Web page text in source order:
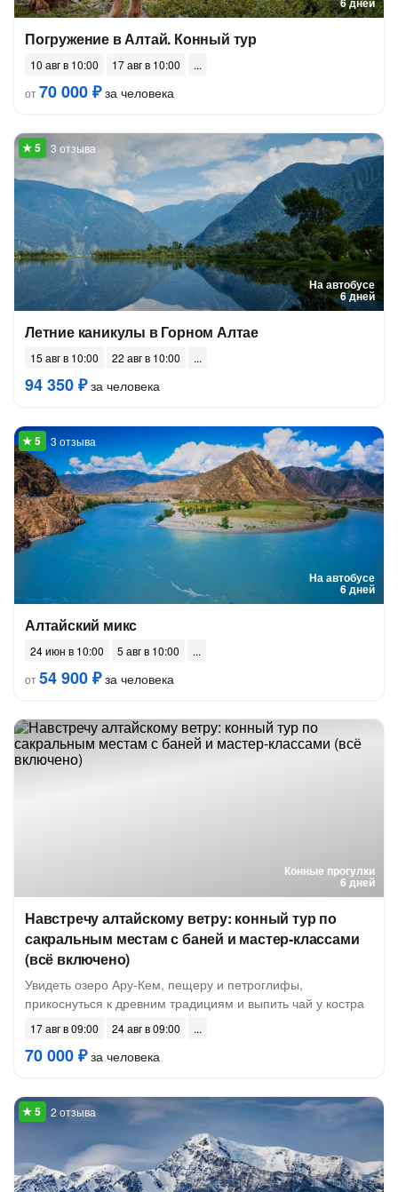
Погружение в Алтай. Конный тур
10 авг в 10:00
17 авг в 10:00
от70 000 ₽за человека
На автобусе
6 дней
3 отзыва
Летние каникулы в Горном Алтае
15 авг в 10:00 22 авг в 10:00
94 350 ₽за человека
На автобусе
6 дней
3 отзыва
Алтайский микс
24 июн в 10:00
5 авг в 10:00
от54 900 ₽за человека
Конные прогулки
6 дней
Навстречу алтайскому ветру: конный тур по
сакральным местам с баней и мастер-классами
(всё включено)
Увидеть озеро Ару-Кем, пещеру и петроглифы,
прикоснуться к древним традициям и выпить чай у костра
17 авг в 09:00 24 авг в 09:00
70 000 ₽за человека
2 отзыва